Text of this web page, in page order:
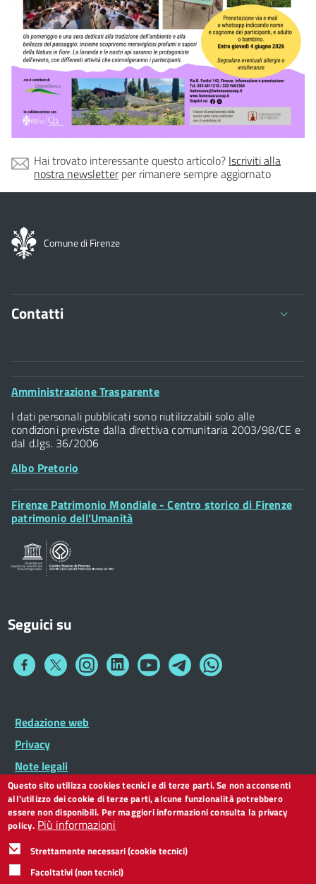
Hai trovato interessante questo articolo? Iscriviti alla
nostra newsletterper rimanere sempre aggiornato
Comune di Firenze
Contatti
Comune di Firenze
Palazzo Vecchio
Piazza della Signoria - 50122, Firenze
P.IVA 01307110484
Posta Elettronica Certificata
Footer
Amministrazione Trasparente
I dati personali pubblicati sono riutilizzabili solo alle
condizioni previste dalla direttiva comunitaria 2003/98/CE e
dal d.lgs. 36/2006
Albo Pretorio
Footer
Widget
Firenze Patrimonio Mondiale - Centro storico di Firenze
patrimonio dell’Umanità
Seguici su
Collegamento
Collegamento
a
Collegamento
a
Collegamento
a
Collegamento
a
Collegamento
a
Collegamento
a
Footer
Widget
Footer
menu
Redazione web
Privacy
Note legali
Dichiarazione di accessibilità
CC BY 3.0 IT
Questo sito utilizza cookies tecnici e di terze parti. Se non acconsenti
all'utilizzo dei cookie di terze parti, alcune funzionalità potrebbero
essere non disponibili. Per maggiori informazioni consulta la privacy
policy. Più informazioni
Strettamente necessari (cookie tecnici)
Facoltativi (non tecnici)